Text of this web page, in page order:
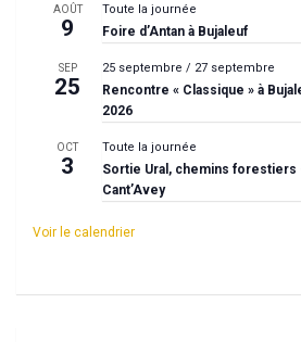
AOÛT
9
Toute la journée
Foire d’Antan à Bujaleuf
SEP
25
25 septembre / 27 septembre
Rencontre « Classique » à
2026
OCT
3
Toute la journée
Sortie Ural, chemins forestiers
Cant’Avey
Voir le calendrier